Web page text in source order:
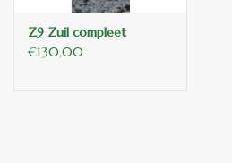
Z9 Zuil compleet
€130,00